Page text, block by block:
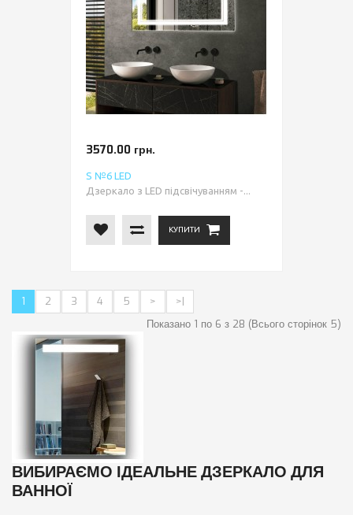
3570.00 грн.
S №6 LED
Дзеркало з LED підсвічуванням -...
КУПИТИ
1 2 3 4 5 >
>|
Показано 1 по 6 з 28 (Всього сторінок 5)
ВИБИРАЄМО ІДЕАЛЬНЕ ДЗЕРКАЛО ДЛЯ
ВАННОЇ